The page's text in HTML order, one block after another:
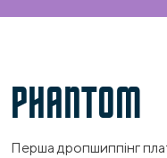
PHANTOM
Перша дропшиппінг